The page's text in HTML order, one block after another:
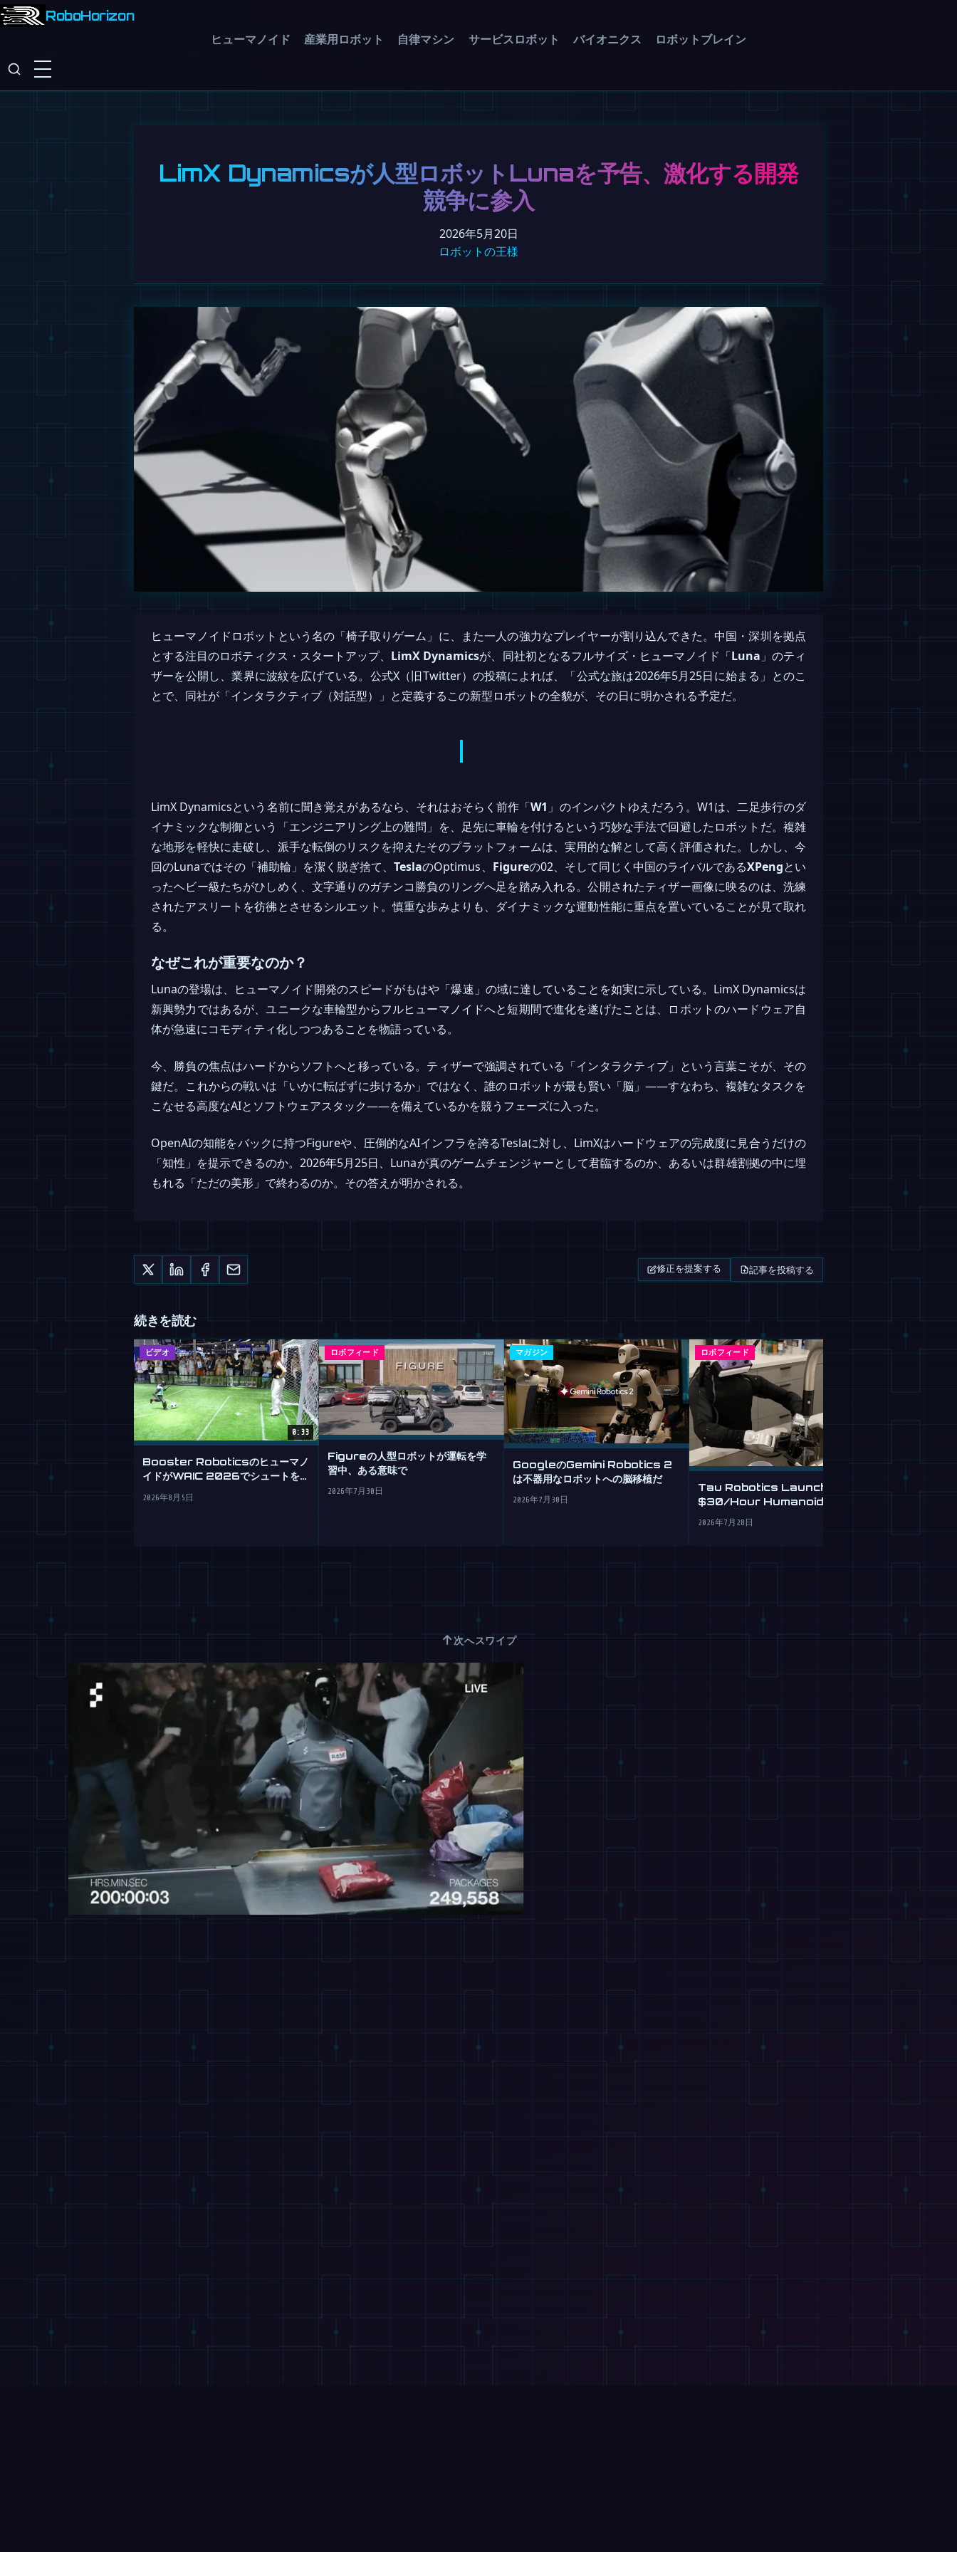
RoboHorizon
ヒューマノイド 産業用ロボット 自律マシン サービスロボット バイオニクス ロボットブレイン
LimX Dynamicsが人型ロボットLunaを予告、激化する開発
競争に参入
2026年5月20日
ロボットの王様
ヒューマノイドロボットという名の「椅子取りゲーム」に、また一人の強力なプレイヤーが割り込んできた。中国・深圳を拠点
とする注目のロボティクス・スタートアップ、 LimX Dynamicsが、同社初となるフルサイズ・ヒューマノイド「Luna 」のティ
ザーを公開し、業界に波紋を広げている。公式X（旧Twitter）の投稿によれば、「公式な旅は2026年5月25日に始まる」とのこ
とで、同社が「インタラクティブ（対話型）」と定義するこの新型ロボットの全貌が、その日に明かされる予定だ。
LimX Dynamicsという名前に聞き覚えがあるなら、それはおそらく前作「W1 」のインパクトゆえだろう。W1は、二足歩行のダ
イナミックな制御という「エンジニアリング上の難問」を、足先に車輪を付けるという巧妙な手法で回避したロボットだ。複雑
な地形を軽快に走破し、派手な転倒のリスクを抑えたそのプラットフォームは、実用的な解として高く評価された。しかし、今
回のLunaではその「補助輪」を潔く脱ぎ捨て、TeslaのOptimus、 Figureの02、そして同じく中国のライバルであるXPengとい
ったヘビー級たちがひしめく、文字通りのガチンコ勝負のリングへ足を踏み入れる。公開されたティザー画像に映るのは、洗練
されたアスリートを彷彿とさせるシルエット。慎重な歩みよりも、ダイナミックな運動性能に重点を置いていることが見て取れ
る。
なぜこれが重要なのか？
Lunaの登場は、ヒューマノイド開発のスピードがもはや「爆速」の域に達していることを如実に示している。LimX Dynamicsは
新興勢力ではあるが、ユニークな車輪型からフルヒューマノイドへと短期間で進化を遂げたことは、ロボットのハードウェア自
体が急速にコモディティ化しつつあることを物語っている。
今、勝負の焦点はハードからソフトへと移っている。ティザーで強調されている「インタラクティブ」という言葉こそが、その
鍵だ。これからの戦いは「いかに転ばずに歩けるか」ではなく、誰のロボットが最も賢い「脳」――すなわち、複雑なタスクを
こなせる高度なAIとソフトウェアスタック――を備えているかを競うフェーズに入った。
OpenAIの知能をバックに持つFigureや、圧倒的なAIインフラを誇るTeslaに対し、LimXはハードウェアの完成度に見合うだけの
「知性」を提示できるのか。2026年5月25日、Lunaが真のゲームチェンジャーとして君臨するのか、あるいは群雄割拠の中に埋
もれる「ただの美形」で終わるのか。その答えが明かされる。
修正を提案する 記事を投稿する
続きを読む
ビデオ
0:33
Booster Roboticsのヒューマノ
イドがWAIC 2026でシュートを決
2026年8月5日
ロボフィード
Figureの人型ロボットが運転を学
習中、ある意味で
2026年7月30日
マガジン
GoogleのGemini Robotics 2
は不器用なロボットへの脳移植だ
2026年7月30日
ロボフィード
Tau Robotics Launches
$30/Hour Humanoid
Cleaning Service in SF
2026年7月28日
↑ 次へスワイプ